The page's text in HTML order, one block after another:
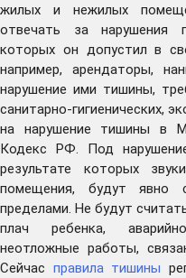
жилых и нежилых
отвечать за нарушения
которых он допустил в
например, арендаторы,
нарушение ими тишины,
санитарно-гигиенических,
на нарушение тишины в
Кодекс РФ. Под
результате которых
помещения, будут
пределами. Не будут
плач ребенка,
неотложные работы,
Сейчас правила тишины